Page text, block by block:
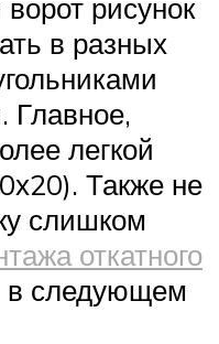
рисунок
в разных
Главное,
легкой
Также не
слишком
откатного
в следующем